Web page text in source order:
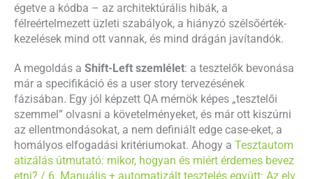
égetve a kódba – az architektúrális hibák, a
félreértelmezett üzleti szabályok, a hiányzó szélsőérték-
kezelések mind ott vannak, és mind drágán javítandók.
A megoldás a Shift-Left szemlélet: a tesztelők bevonása
már a specifikáció és a user story tervezésének
fázisában. Egy jól képzett QA mérnök képes „tesztelői
szemmel” olvasni a követelményeket, és már ott kiszúrni
az ellentmondásokat, a nem definiált edge case-eket, a
homályos elfogadási kritériumokat. Ahogy a Tesztautom
atizálás útmutató: mikor, hogyan és miért érdemes bevez
etni? / 6. Manuális + automatizált tesztelés együtt: Az elv